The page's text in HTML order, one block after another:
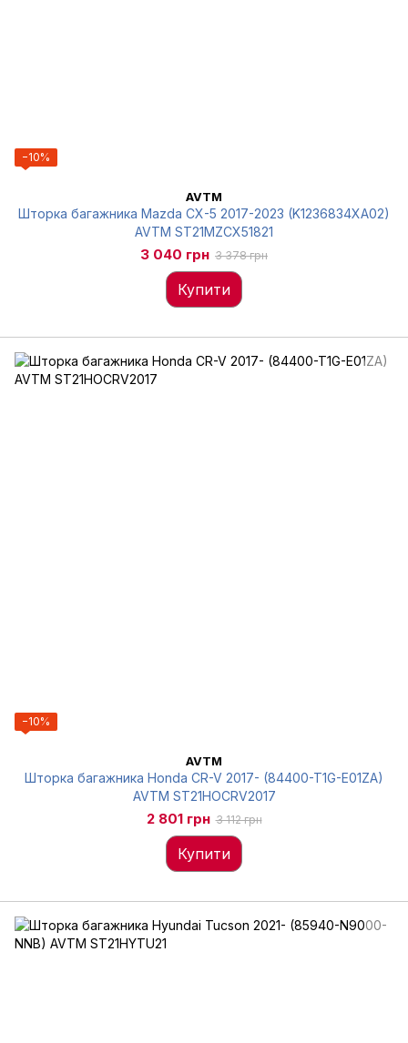
−10%
AVTM
Шторка багажника Mazda CX-5 2017-2023 (K1236834XA02)
AVTM ST21MZCX51821
3 040 грн 3 378 грн
Купити
−10%
AVTM
Шторка багажника Honda CR-V 2017- (84400-T1G-E01ZA)
AVTM ST21HOCRV2017
2 801 грн 3 112 грн
Купити